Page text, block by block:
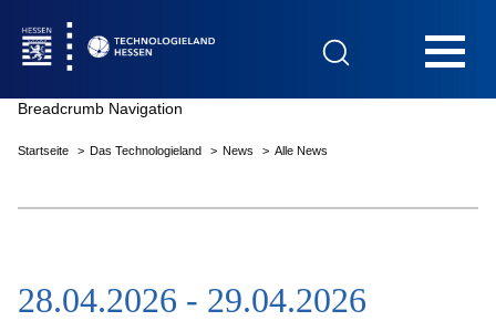
Das Technologieland
Breadcrumb Navigation
Startseite Das Technologieland News Alle News
28.04.2026 - 29.04.2026